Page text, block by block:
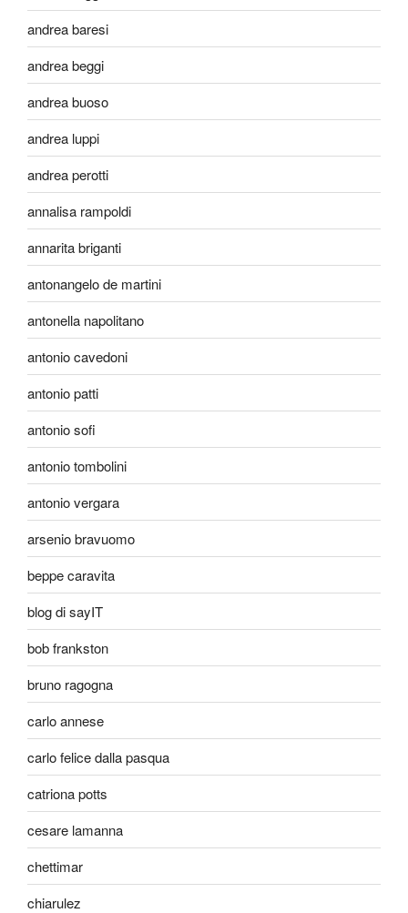
andrea baresi
andrea beggi
andrea buoso
andrea luppi
andrea perotti
annalisa rampoldi
annarita briganti
antonangelo de martini
antonella napolitano
antonio cavedoni
antonio patti
antonio sofi
antonio tombolini
antonio vergara
arsenio bravuomo
beppe caravita
blog di sayIT
bob frankston
bruno ragogna
carlo annese
carlo felice dalla pasqua
catriona potts
cesare lamanna
chettimar
chiarulez